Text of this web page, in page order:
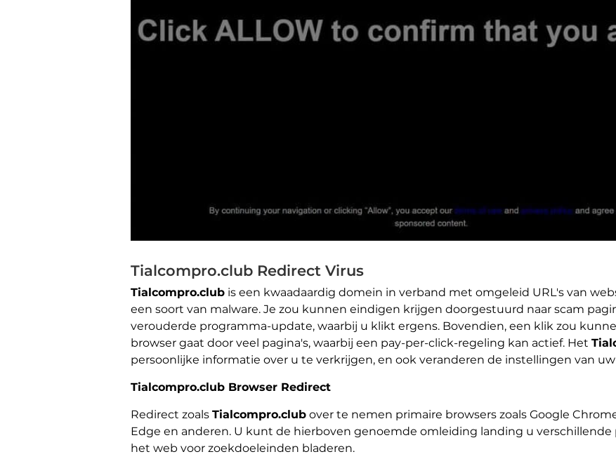
Tialcompro.club Redirect Virus
Tialcompro.club is een kwaadaardig domein in verband met omgeleid URL's van
een soort van malware. Je zou kunnen eindigen krijgen doorgestuurd naar scam
verouderde programma-update, waarbij u klikt ergens. Bovendien, een klik zou
browser gaat door veel pagina's, waarbij een pay-per-click-regeling kan actief. Het
persoonlijke informatie over u te verkrijgen, en ook veranderen de instellingen van
Tialcompro.club Browser Redirect
Redirect zoals Tialcompro.club over te nemen primaire browsers zoals Google
Edge en anderen. U kunt de hierboven genoemde omleiding landing u
het web voor zoekdoeleinden bladeren.